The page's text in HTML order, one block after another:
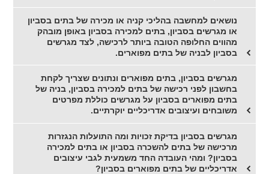
נושאים למחשבה בהליכי קניה או מכירה של בתים בסביון
או מגרשים בסביון, בתים למכירה בסביון באופן מובהק
מהווים החלופה הטובה ביותר לרכישה, לצד מגרשים
בסביון לבניה של בתים מפוארים.
מגרשים בסביון, בתים מפוארים ונתונים שצריך לקחת
בחשבון לפני רכישה של בתים למכירה בסביון, בניה של
בתים מפוארים בסביון על מגרשים כוללת מפרטים
משובחים ועיצובים אדריכליים יוקרתיים.
מגרשים בסביון בדיקת זכויות ומה התועלות הנגזרות
מרכישה של בתים להשכרה בסביון או בתים למכירה
בסביון? ומהי העובדה החד משמעית לגבי עיצובים
אדריכליים של בתים מפוארים בסביון?